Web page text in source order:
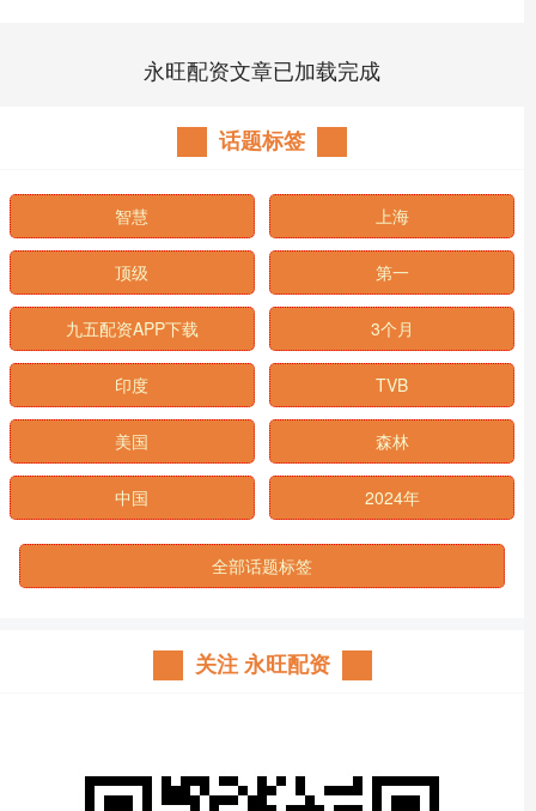
永旺配资文章已加载完成
话题标签
智慧 上海
顶级 第一
九五配资APP下载 3个月
印度 TVB
美国 森林
中国 2024年
全部话题标签
关注 永旺配资